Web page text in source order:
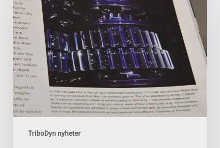
TriboDyn nyheter
olje
i
magasinet
Race
Engine
Technology